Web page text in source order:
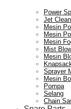
Power
Jet
Mesin
Mesin
Mesin
Mist
Mesin
Sprayer
Mesin
Pompa
Selang
Chain